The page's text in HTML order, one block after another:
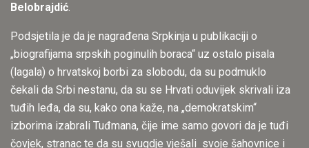
Belobrajdić.
Podsjetila je da je nagrađena Srpkinja u publikaciji o
„biografijama srpskih poginulih boraca“ uz ostalo pisala
(lagala) o hrvatskoj borbi za slobodu, da su podmuklo
čekali da Srbi nestanu, da su se Hrvati oduvijek skrivali iza
tuđih leđa, da su, kako ona kaže, na „demokratskim“
izborima izabrali Tuđmana, čije ime samo govori da je tuđi
čovjek, stranac te da su svugdje vješali svoje šahovnice i